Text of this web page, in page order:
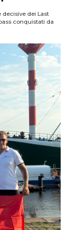
dei Last
conquistati da